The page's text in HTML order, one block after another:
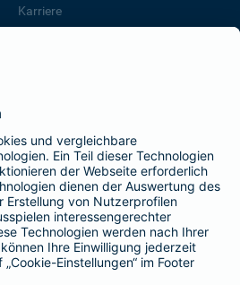
Karriere
Presse
der BarmeniaGothaer
SEITEN
Zusatzversicherung